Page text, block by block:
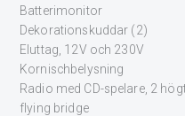
Batterimonitor
Dekorationskuddar (2)
Eluttag, 12V och 230V
Kornischbelysning
Radio med CD-spelare, 2
flying bridge